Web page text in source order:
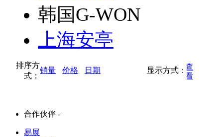
韩国G-WON
上海安亭
排序方
式：
销量 价格 日期 显示方式：
按缩略图方式查
看
按列表方式查看
合作伙伴 -
易展